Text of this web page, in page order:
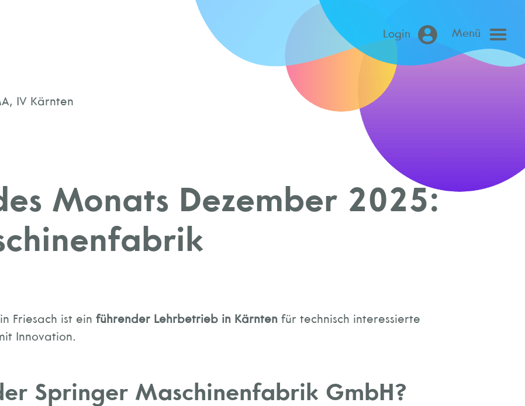
Login Menü
IV Kärnten
Monats Dezember 2025:
Friesach ist ein führender Lehrbetrieb in Kärnten für technisch interessierte
Innovation.
Springer Maschinenfabrik GmbH?